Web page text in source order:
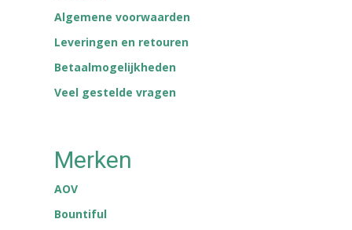
Algemene voorwaarden
Leveringen en retouren
Betaalmogelijkheden
Veel gestelde vragen
Merken
AOV
Bountiful